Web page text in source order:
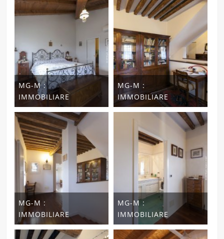
MG-M :
IMMOBILIARE
MG-M :
IMMOBILIARE
MG-M :
IMMOBILIARE
MG-M :
IMMOBILIARE